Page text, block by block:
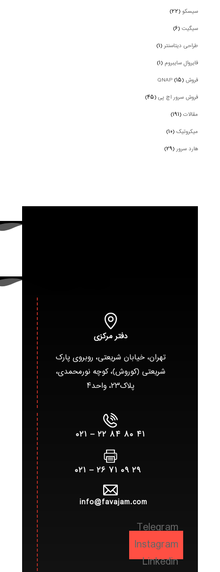
سیسکو(۲۲)
سیگیت(۶)
طراحی دیتاسنتر(۱)
فایروال سایبروم (۱)
فروش QNAP (۱۵)
فروش سرور اچ پی(۴۵)
مقالات(۱۹۱)
میکروتیک(۱۰)
هارد سرور(۲۹)
دفتر مرکزی
تهران، خیابان شریعتی، روبروی پارک
شریعتی (کوروش)، کوچه نورمحمدی،
پلاک۲۳، واحد۴
۴۱ ۸۰ ۸۴ ۲۲ – ۰۲۱
۲۹ ۰۹ ۷۱ ۲۶ – ۰۲۱
info@favajam.com
Telegram
Instagram
Linkedin